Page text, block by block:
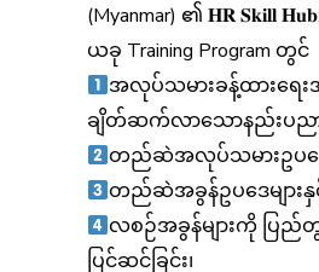
(Myanmar) ၏ 𝐇𝐑 𝐒𝐤𝐢𝐥𝐥
ယခု Training Program တွင်
အလုပ်သမားခန့်ထားရေ
ချိတ်ဆက်လာသောနည်းပညာ
တည်ဆဲအလုပ်သမားဥပဒေ
တည်ဆဲအခွန်ဥပဒေများ
လစဉ်အခွန်များကို ပြည်
ပြင်ဆင်ခြင်း၊